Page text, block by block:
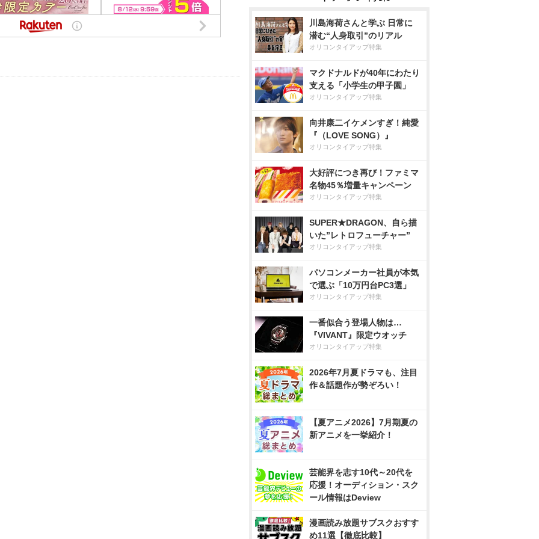
川島海荷さんと学ぶ 日常に
潜む“人身取引”のリアル
オリコンタイアップ特集
マクドナルドが40年にわたり
支える「小学生の甲子園」
オリコンタイアップ特集
向井康二イケメンすぎ！純愛
『（LOVE SONG）』
オリコンタイアップ特集
大好評につき再び！ファミマ
名物45％増量キャンペーン
オリコンタイアップ特集
SUPER★DRAGON、自ら描
いた”レトロフューチャー”
オリコンタイアップ特集
パソコンメーカー社員が本気
で選ぶ「10万円台PC3選」
オリコンタイアップ特集
一番似合う登場人物は…
『VIVANT』限定ウオッチ
オリコンタイアップ特集
2026年7月夏ドラマも、注目
作＆話題作が勢ぞろい！
【夏アニメ2026】7月期夏の
新アニメを一挙紹介！
芸能界を志す10代～20代を
応援！オーディション・スク
ール情報はDeview
漫画読み放題サブスクおすす
め11選【徹底比較】